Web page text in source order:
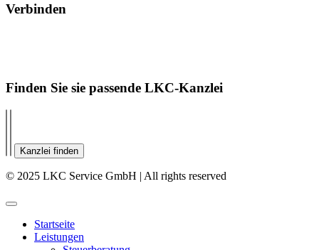
Verbinden
Finden Sie sie passende LKC-Kanzlei
Kanzlei finden
© 2025 LKC Service GmbH | All rights reserved
Startseite
Leistungen